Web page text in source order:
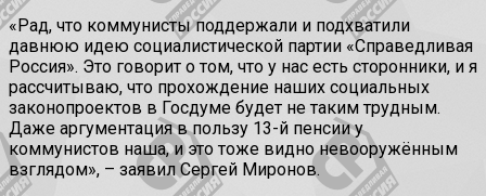
«Рад, что коммунисты поддержали и подхватили
давнюю идею социалистической партии «Справедливая
Россия». Это говорит о том, что у нас есть сторонники, и я
рассчитываю, что прохождение наших социальных
законопроектов в Госдуме будет не таким трудным.
Даже аргументация в пользу 13-й пенсии у
коммунистов наша, и это тоже видно невооружённым
взглядом», – заявил Сергей Миронов.